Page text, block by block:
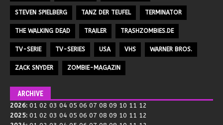
STEVEN SPIELBERG TANZ DER TEUFEL TERMINATOR
THE WALKING DEAD TRAILER TRASHZOMBIES.DE
TV-SERIE TV-SERIES USA VHS WARNER BROS.
ZACK SNYDER ZOMBIE-MAGAZIN
ARCHIVE
2026: 01 02 03 04 05 06 07 08 09 10 11 12
2025: 01 02 03 04 05 06 07 08 09 10 11 12